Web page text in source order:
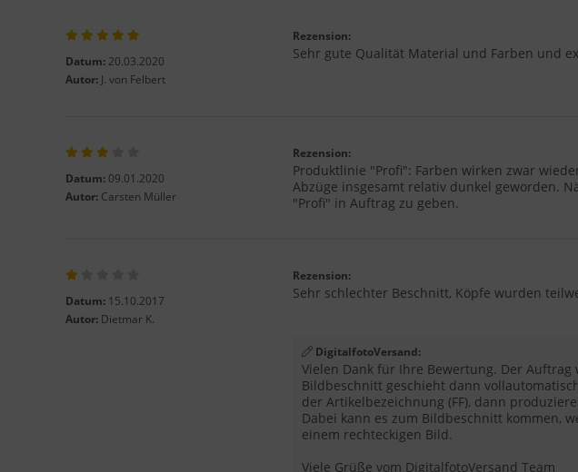
Datum: 20.03.2020
Autor: J. von Felbert
Rezension:
Sehr gute Qualität Material und Farben und
Datum: 09.01.2020
Autor: Carsten Müller
Rezension:
Produktlinie "Profi": Farben wirken zwar
Abzüge insgesamt relativ dunkel geworden.
"Profi" in Auftrag zu geben.
Datum: 15.10.2017
Autor: Dietmar K.
Rezension:
Sehr schlechter Beschnitt, Köpfe wurden
DigitalfotoVersand:
Vielen Dank für Ihre Bewertung. Der
Bildbeschnitt geschieht dann
der Artikelbezeichnung (FF), dann
Dabei kann es zum Bildbeschnitt kommen,
einem rechteckigen Bild.
Viele Grüße vom DigitalfotoVersand Team